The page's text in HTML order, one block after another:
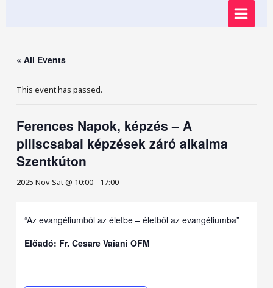
MAIN
« All Events
This event has passed.
Ferences Napok, képzés – A
piliscsabai képzések záró alkalma
Szentkúton
2025 Nov Sat @ 10:00 - 17:00
“Az evangéliumból az életbe – életből az evangéliumba”
Előadó: Fr. Cesare Vaiani OFM